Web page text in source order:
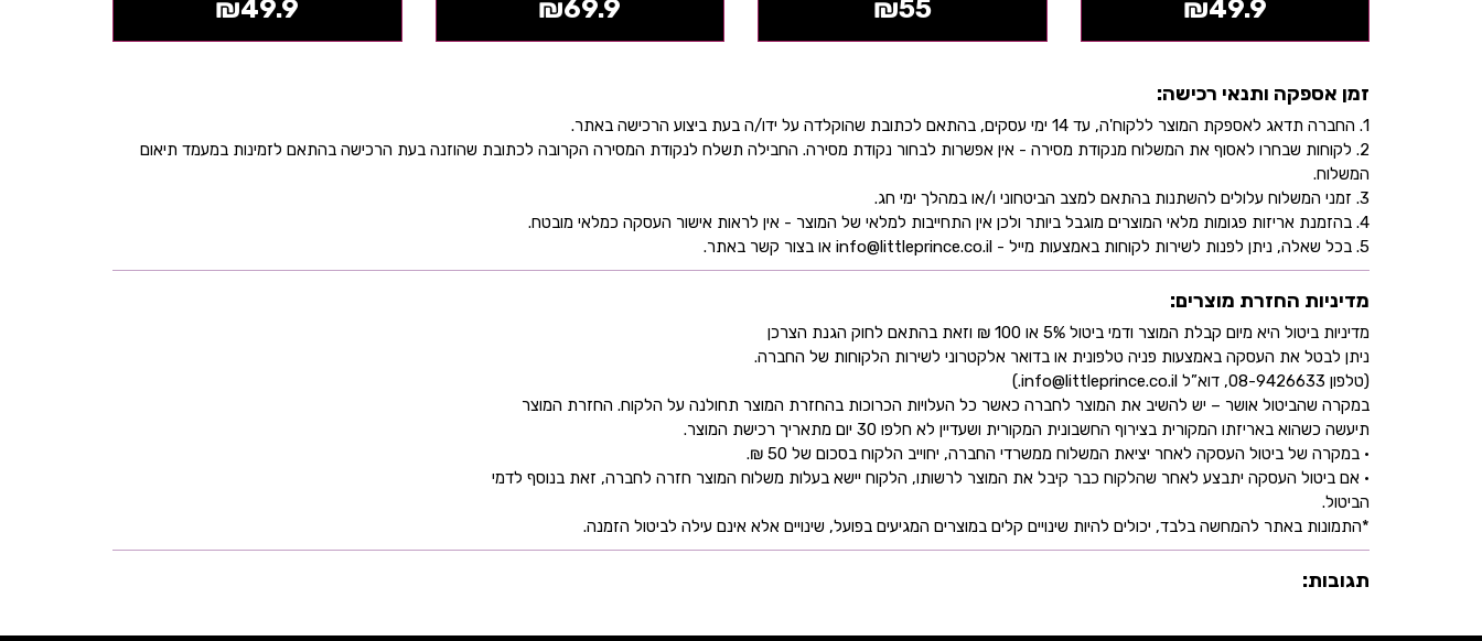
₪49.9
₪55
₪69.9
₪49.9
זמן אספקה ותנאי רכישה:
1. החברה תדאג לאספקת המוצר ללקוח'ה, עד 14 ימי עסקים, בהתאם לכתובת שהוקלדה על ידו/ה בעת ביצוע הרכישה באתר.
2. לקוחות שבחרו לאסוף את המשלוח מנקודת מסירה - אין אפשרות לבחור נקודת מסירה. החבילה תשלח לנקודת המסירה הקרובה לכתובת שהוזנה בעת הרכישה בהתאם לזמינות במעמד תיאום
המשלוח.
3. זמני המשלוח עלולים להשתנות בהתאם למצב הביטחוני ו/או במהלך ימי חג.
4. בהזמנת אריזות פגומות מלאי המוצרים מוגבל ביותר ולכן אין התחייבות למלאי של המוצר - אין לראות אישור העסקה כמלאי מובטח.
5. בכל שאלה, ניתן לפנות לשירות לקוחות באמצעות מייל - info@littleprince.co.il או בצור קשר באתר.
מדיניות החזרת מוצרים:
מדיניות ביטול היא מיום קבלת המוצר ודמי ביטול 5% או 100 ₪ וזאת בהתאם לחוק הגנת הצרכן
ניתן לבטל את העסקה באמצעות פניה טלפונית או בדואר אלקטרוני לשירות הלקוחות של החברה.
(טלפון 08-9426633, דוא”ל info@littleprince.co.il.)
במקרה שהביטול אושר – יש להשיב את המוצר לחברה כאשר כל העלויות הכרוכות בהחזרת המוצר תחולנה על הלקוח. החזרת המוצר
תיעשה כשהוא באריזתו המקורית בצירוף החשבונית המקורית ושעדיין לא חלפו 30 יום מתאריך רכישת המוצר.
• במקרה של ביטול העסקה לאחר יציאת המשלוח ממשרדי החברה, יחוייב הלקוח בסכום של 50 ₪.
• אם ביטול העסקה יתבצע לאחר שהלקוח כבר קיבל את המוצר לרשותו, הלקוח יישא בעלות משלוח המוצר חזרה לחברה, זאת בנוסף לדמי
הביטול.
*התמונות באתר להמחשה בלבד, יכולים להיות שינויים קלים במוצרים המגיעים בפועל, שינויים אלא אינם עילה לביטול הזמנה.
תגובות: